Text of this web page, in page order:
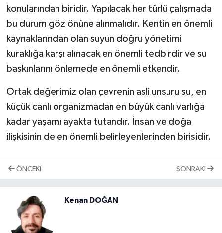
konularından biridir. Yapılacak her türlü çalışmada
bu durum göz önüne alınmalıdır. Kentin en önemli
kaynaklarından olan suyun doğru yönetimi
kuraklığa karşı alınacak en önemli tedbirdir ve su
baskınlarını önlemede en önemli etkendir.
Ortak değerimiz olan çevrenin asli unsuru su, en
küçük canlı organizmadan en büyük canlı varlığa
kadar yaşamı ayakta tutandır. İnsan ve doğa
ilişkisinin de en önemli belirleyenlerinden birisidir.
ÖNCEKI SONRAKI
Kenan DOĞAN